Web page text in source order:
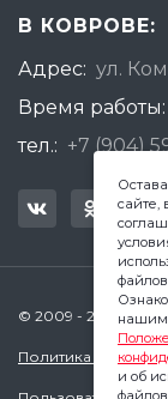
В КОВРОВЕ:
Адрес: ул.
Время работы:
тел.: +7 (904)
© 2009 - 2026
Политика
сайте,
и об
файлов